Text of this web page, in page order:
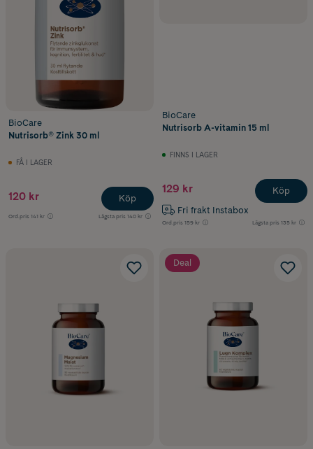
BioCare
Nutrisorb® Zink 30 ml
FÅ I LAGER
120 kr
Ord.pris 141 kr Lägsta pris 140 kr
Köp
BioCare
Nutrisorb A-vitamin 15 ml
FINNS I LAGER
129 kr
Fri frakt Instabox
Ord.pris 159 kr Lägsta pris 135 kr
Köp
Deal